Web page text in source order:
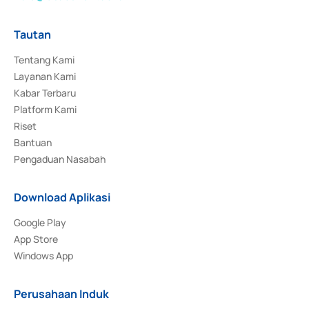
Tautan
Tentang Kami
Layanan Kami
Kabar Terbaru
Platform Kami
Riset
Bantuan
Pengaduan Nasabah
Download Aplikasi
Google Play
App Store
Windows App
Perusahaan Induk